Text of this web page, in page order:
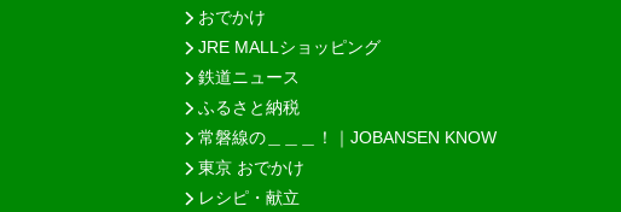
おでかけ
JRE MALLショッピング
鉄道ニュース
ふるさと納税
常磐線の＿＿＿！｜JOBANSEN KNOW
東京 おでかけ
レシピ・献立